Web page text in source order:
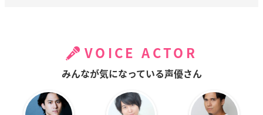
VOICE ACTOR
みんなが気になっている声優さん